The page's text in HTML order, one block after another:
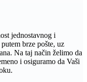
jednostavnog i
brze pošte, uz
Na taj način želimo da
i osiguramo da Vaši